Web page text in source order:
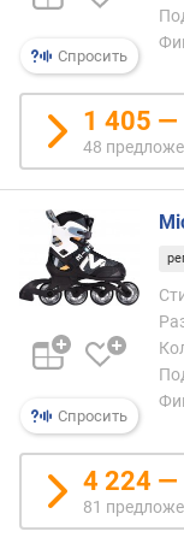
Спросить
1 405 —
48
Спросить
4 224 —
81